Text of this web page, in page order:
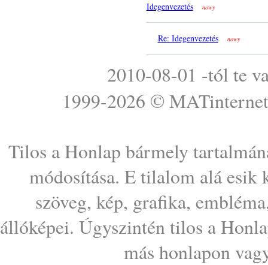
Idegenvezetés nowy
Re: Idegenvezetés nowy
2010-08-01 -tól te
1999-2026 © MATinternet
Tilos a Honlap bármely
módosítása. E tilalom alá esik
szöveg, kép, grafika,
állóképei. Úgyszintén tilos a
más honlapon